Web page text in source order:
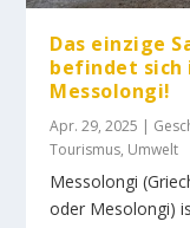
Das einzige
befindet sich
Messolongi!
Apr. 29, 2025 |
Tourismus, Umwelt
Messolongi
oder Mesolongi)